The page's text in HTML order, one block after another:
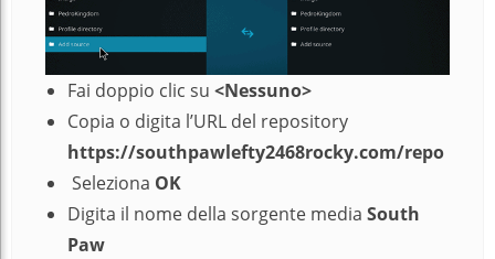
Fai doppio clic su <Nessuno>
Copia o digita l’URL del repository
https://southpawlefty2468rocky.com/repo
Seleziona OK
Digita il nome della sorgente media South
Paw